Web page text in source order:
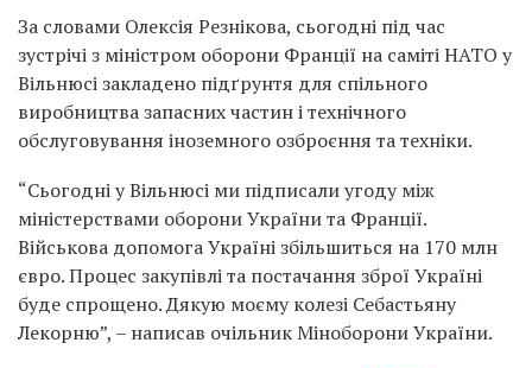
За словами Олексія Резнікова, сьогодні під час
зустрічі з міністром оборони Франції на саміті НАТО у
Вільнюсі закладено підґрунтя для спільного
виробництва запасних частин і технічного
обслуговування іноземного озброєння та техніки.
“Сьогодні у Вільнюсі ми підписали угоду між
міністерствами оборони України та Франції.
Військова допомога Україні збільшиться на 170 млн
євро. Процес закупівлі та постачання зброї Україні
буде спрощено. Дякую моєму колезі Себастьяну
Лекорню”, – написав очільник Міноборони України.